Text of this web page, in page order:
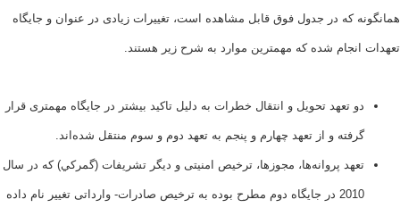
که در جدول فوق قابل مشاهده است، تغییرات زیادی در عنوان و جایگاه
شده که مهمترین موارد به شرح زیر هستند.
تعهد تحویل و انتقال خطرات به دلیل تاکید بیشتر در جایگاه مهمتری قرار
و از تعهد چهارم و پنجم به تعهد دوم و سوم منتقل شده‌اند.
پروانه‌ها‌، مجوزها، ترخیص امنیتی و دیگر تشريفات (گمرکي) که در سال
2010 در جایگاه دوم مطرح بوده به ترخیص صادرات- وارداتی تغییر نام داده